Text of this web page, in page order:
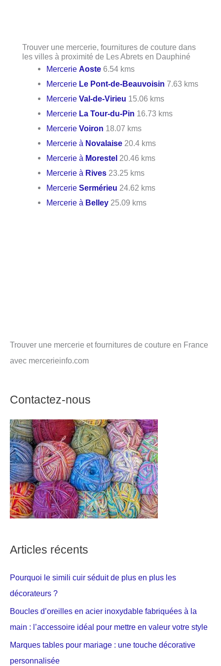
Trouver une mercerie, fournitures de couture dans
les villes à proximité de Les Abrets en Dauphiné
MercerieAoste 6.54 kms
Mercerie Le Pont-de-Beauvoisin 7.63 kms
MercerieVal-de-Virieu 15.06 kms
Mercerie La Tour-du-Pin 16.73 kms
MercerieVoiron 18.07 kms
Mercerie à Novalaise 20.4 kms
Mercerie à Morestel 20.46 kms
Mercerie à Rives 23.25 kms
MercerieSermérieu 24.62 kms
Mercerie à Belley 25.09 kms
Trouver une mercerie et fournitures de couture en France
avec mercerieinfo.com
Contactez-nous
Articles récents
Pourquoi le simili cuir séduit de plus en plus les
décorateurs ?
Boucles d’oreilles en acier inoxydable fabriquées à la
main : l’accessoire idéal pour mettre en valeur votre style
Marques tables pour mariage : une touche décorative
personnalisée